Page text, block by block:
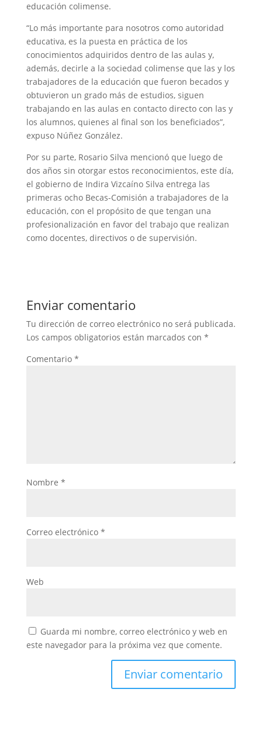
educación colimense.
“Lo más importante para nosotros como autoridad
educativa, es la puesta en práctica de los
conocimientos adquiridos dentro de las aulas y,
además, decirle a la sociedad colimense que las y los
trabajadores de la educación que fueron becados y
obtuvieron un grado más de estudios, siguen
trabajando en las aulas en contacto directo con las y
los alumnos, quienes al final son los beneficiados”,
expuso Núñez González.
Por su parte, Rosario Silva mencionó que luego de
dos años sin otorgar estos reconocimientos, este día,
el gobierno de Indira Vizcaíno Silva entrega las
primeras ocho Becas-Comisión a trabajadores de la
educación, con el propósito de que tengan una
profesionalización en favor del trabajo que realizan
como docentes, directivos o de supervisión.
Enviar comentario
Tu dirección de correo electrónico no será publicada.
Los campos obligatorios están marcados con *
Comentario *
Nombre *
Correo electrónico *
Web
Guarda mi nombre, correo electrónico y web en
este navegador para la próxima vez que comente.